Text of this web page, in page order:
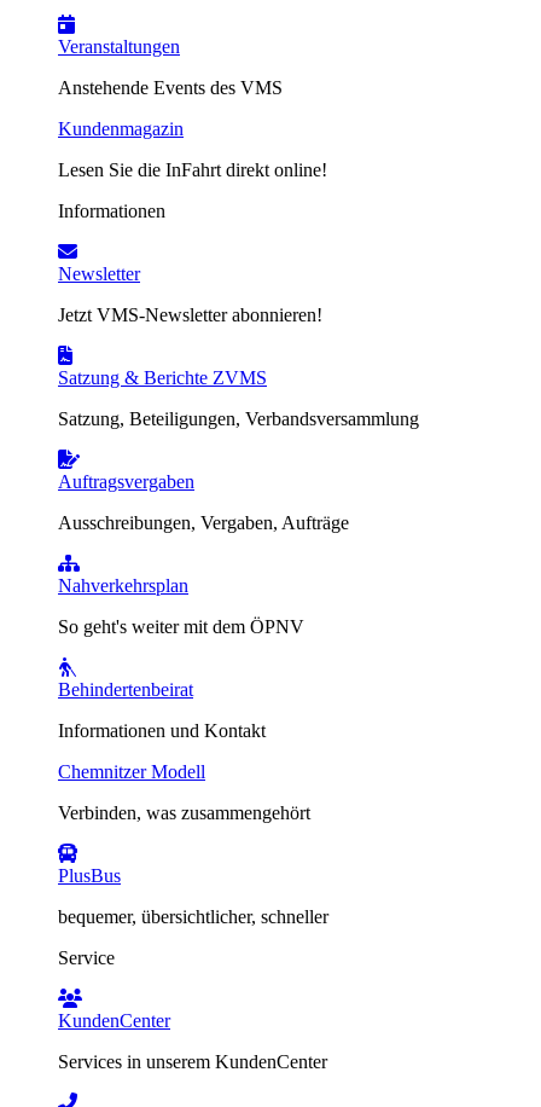
Veranstaltungen
Anstehende Events des VMS
Kundenmagazin
Lesen Sie die InFahrt direkt online!
Informationen
Newsletter
Jetzt VMS-Newsletter abonnieren!
Satzung & Berichte ZVMS
Satzung, Beteiligungen, Verbandsversammlung
Auftragsvergaben
Ausschreibungen, Vergaben, Aufträge
Nahverkehrsplan
So geht's weiter mit dem ÖPNV
Behindertenbeirat
Informationen und Kontakt
Chemnitzer Modell
Verbinden, was zusammengehört
PlusBus
bequemer, übersichtlicher, schneller
Service
KundenCenter
Services in unserem KundenCenter